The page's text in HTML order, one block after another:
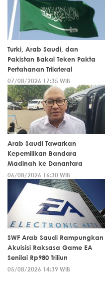
Turki, Arab Saudi, dan
Pakistan Bakal Teken Pakta
Pertahanan Trilateral
07/08/2026 17:35 WIB
Arab Saudi Tawarkan
Kepemilikan Bandara
Madinah ke Danantara
06/08/2026 16:30 WIB
SWF Arab Saudi Rampungkan
Akuisisi Raksasa Game EA
Senilai Rp980 Triliun
05/08/2026 14:39 WIB